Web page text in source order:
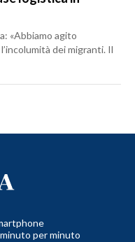
«Abbiamo agito
dei migranti. Il
per minuto